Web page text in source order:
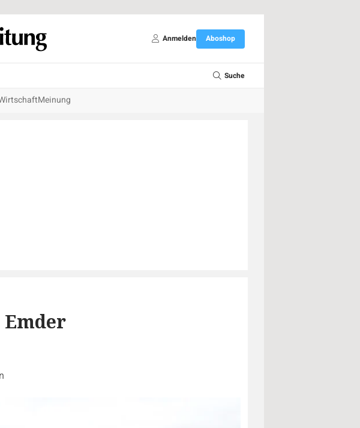
Anmelden Aboshop
Suche
Meinung